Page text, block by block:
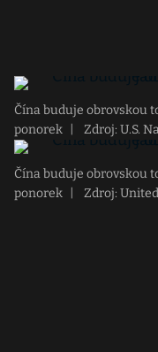
Čína buduje obrovskou
ponorek
Zdroj: U.S.
Čína buduje obrovskou
ponorek
Zdroj: